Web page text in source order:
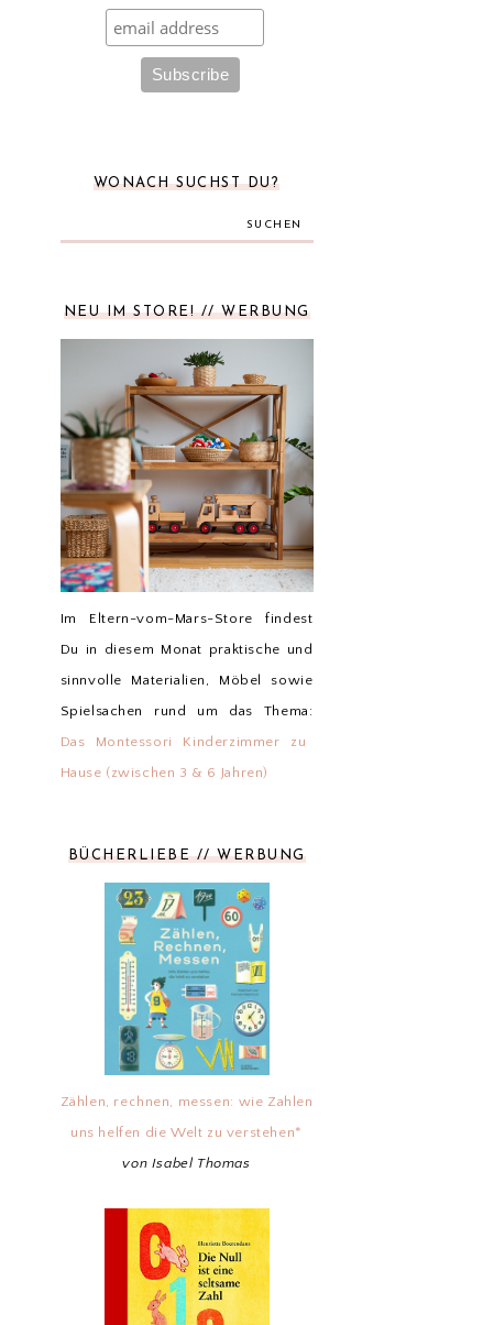
WONACH SUCHST DU?
SUCHEN
NEU IM STORE! // WERBUNG
Im Eltern-vom-Mars-Store findest
Du in diesem Monat praktische und
sinnvolle Materialien, Möbel sowie
Spielsachen rund um das Thema:
Das Montessori Kinderzimmer zu
Hause (zwischen 3 & 6 Jahren)
BÜCHERLIEBE // WERBUNG
Zählen, rechnen, messen: wie Zahlen
uns helfen die Welt zu verstehen*
von Isabel Thomas